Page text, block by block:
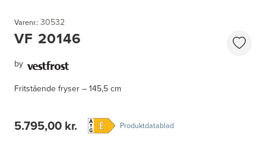
Varenr.: 30532
VF 20146
by
Fritstående fryser – 145,5 cm
5.795,00 kr. Produktdatablad